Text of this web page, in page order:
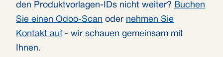
den Produktvorlagen-IDs nicht weiter? Buchen
Sie einen Odoo-Scan oder nehmen Sie
Kontakt auf- wir schauen gemeinsam mit
Ihnen.